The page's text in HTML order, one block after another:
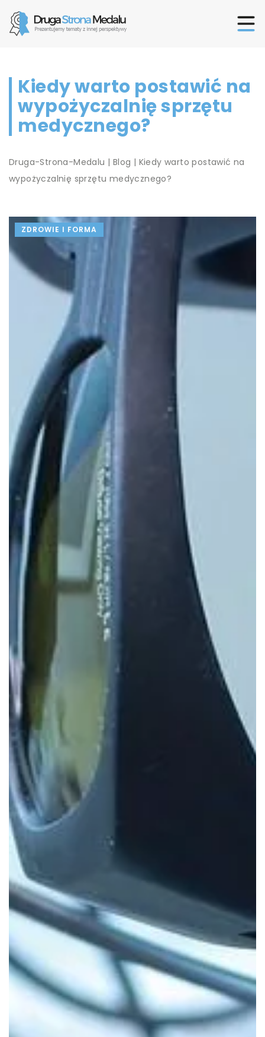
Kiedy warto postawić na
wypożyczalnię sprzętu
medycznego?
Druga-Strona-Medalu | Blog | Kiedy warto postawić na
wypożyczalnię sprzętu medycznego?
ZDROWIE I FORMA